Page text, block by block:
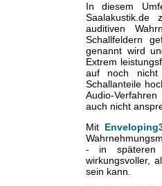
In diesem
Saalakustik.de
auditiven
Schallfeldern
genannt wird
Extrem
auf noch nicht
Schallanteile
Audio-
auch nicht
Mit
- in späteren
wirkungsvoller,
sein kann.